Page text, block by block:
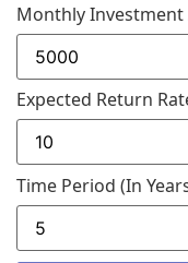
Monthly Investment
Expected Return
Time Period (in